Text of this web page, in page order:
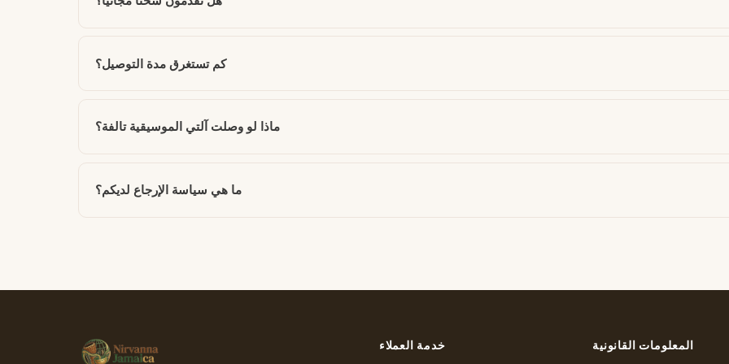
كم تستغرق مدة التوصيل؟
ماذا لو وصلت آلتي الموسيقية تالفة؟
ما هي سياسة الإرجاع لديكم؟
خدمة العملاء المعلومات القانونية